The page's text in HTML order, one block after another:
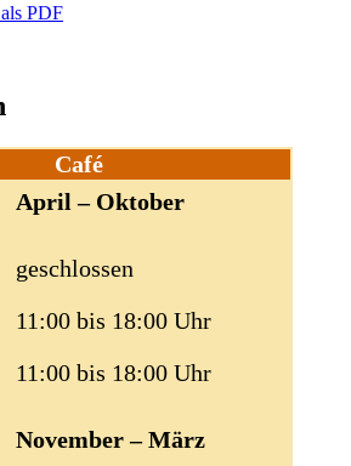
PDF
Café
April – Oktober
geschlossen
11:00 bis 18:00 Uhr
11:00 bis 18:00 Uhr
November – März